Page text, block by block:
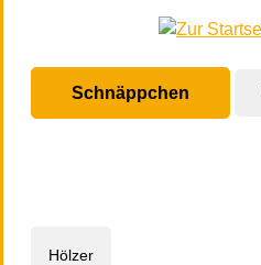
Schnäppchen
Hölzer